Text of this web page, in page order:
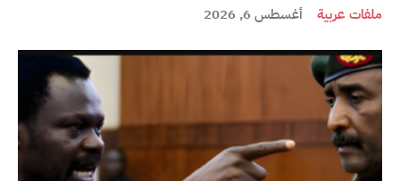
ملفات عربية أغسطس 6, 2026